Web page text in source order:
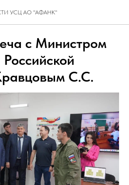
УСЦ AO "АФАНК"
с Министром
С.С.